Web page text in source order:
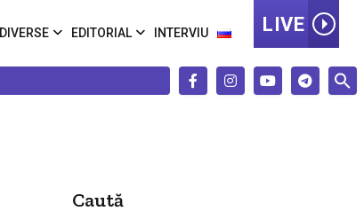
DIVERSE EDITORIAL INTERVIU LIVE
Caută